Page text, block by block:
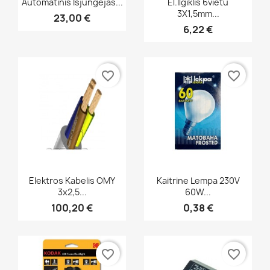
23,00 €
3X1,5mm...
6,22 €
Greita peržiūra
Elektros Kabelis OMY
3x2,5...
100,20 €
favorite_border
Greita peržiūra
Kaitrine Lempa 230V
60W...
0,38 €
favorite_border
favorite_border favorite_border